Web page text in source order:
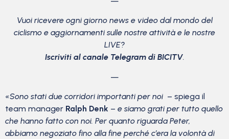
Vuoi ricevere ogni giorno news e video dal mondo del
ciclismo e aggiornamenti sulle nostre attività e le nostre
LIVE?
Iscriviti al canale Telegram di BICITV.
—
«Sono stati due corridori importanti per noi – spiega il
team manager Ralph Denk – e siamo grati per tutto quello
che hanno fatto con noi. Per quanto riguarda Peter,
abbiamo negoziato fino alla fine perché c’era la volontà di